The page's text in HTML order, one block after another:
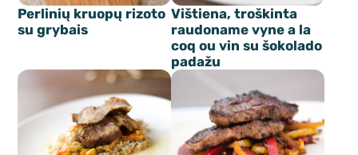
Perlinių kruopų rizoto
su grybais
Vištiena, troškinta
raudoname vyne a la
coq ou vin su šokolado
padažu